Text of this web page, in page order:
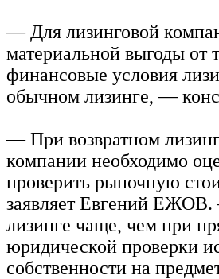
— Для лизинговой
материальной выгоды от
финансовые условия
обычном лизинге, —
— При возвратном
компании необходимо
проверить рыночную
заявляет Евгений
лизинге чаще, чем при
юридической проверки
собственности на